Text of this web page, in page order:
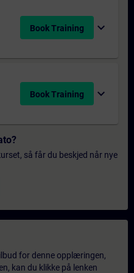
Book Training expand_more
Book Training expand_more
så får du beskjed når nye
for denne opplæringen,
kan du klikke på lenken